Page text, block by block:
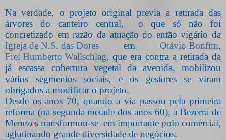
Na verdade, o projeto original previa a retirada das
árvores do canteiro central, o que só não foi
concretizado em razão da atuação do então vigário da
Igreja de N.S. das Dores em Otávio Bonfim,
Frei Humberto Wallschlag, que era contra a retirada da
já escassa cobertura vegetal da avenida, mobilizou
vários segmentos sociais, e os gestores se viram
obrigados a modificar o projeto.
Desde os anos 70, quando a via passou pela primeira
reforma (na segunda metade dos anos 60), a Bezerra de
Menezes transformou-se em importante polo comercial,
aglutinando grande diversidade de negócios.